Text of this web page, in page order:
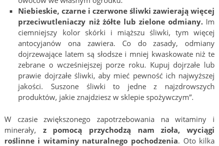
Niebieskie, czarne i czerwone śliwki zawierają więcej
przeciwutleniaczy niż żółte lub zielone odmiany.Im
ciemniejszy kolor skórki i miąższu śliwki, tym więcej
antocyjanów ona zawiera. Co do zasady, odmiany
dojrzewające latem są słodsze i mniej kwaskowate niż te
zebrane o wcześniejszej porze roku. Kupuj dojrzałe lub
prawie dojrzałe śliwki, aby mieć pewność ich najwyższej
jakości. Suszone śliwki to jedne z najzdrowszych
produktów, jakie znajdziesz w sklepie spożywczym”.
W czasie zwiększonego zapotrzebowania na witaminy i
minerały, z pomocą przychodzą nam zioła, wyciągi
roślinne i witaminy naturalnego pochodzenia. Oto kilka